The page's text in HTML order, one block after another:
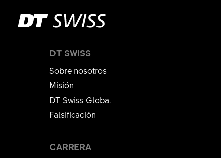
DT SWISS
Sobre nosotros
Misión
DT Swiss Global
Falsificación
CARRERA